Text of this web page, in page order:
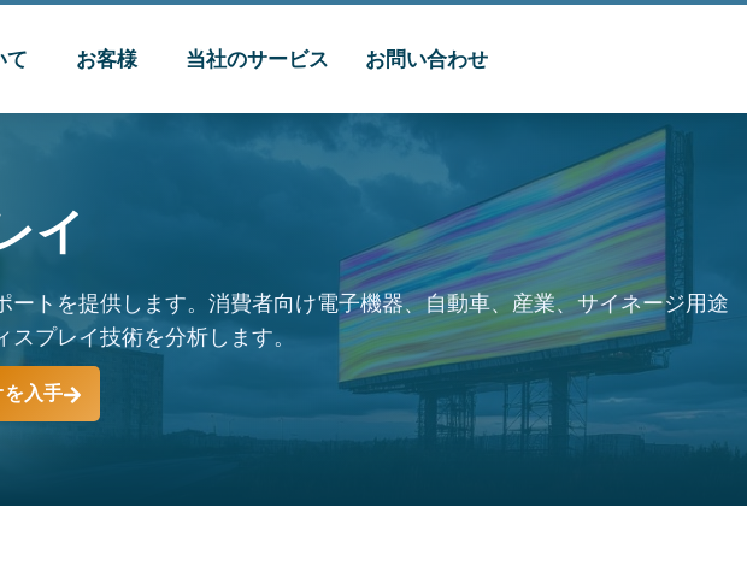
て お客様 当社のサービス お問い合わせ
イ
トを提供します。消費者向け電子機器、自動車、産業、サイネージ用途
スプレイ技術を分析します。
入手